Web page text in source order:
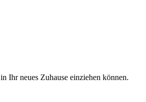
in Ihr neues Zuhause einziehen können.